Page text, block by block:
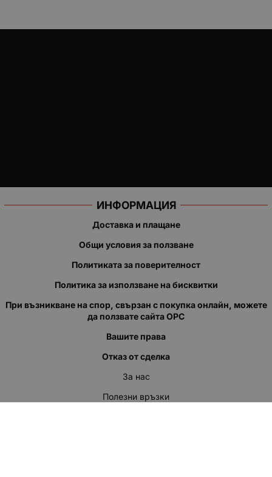
ИНФОРМАЦИЯ
Доставка и плащане
Общи условия за ползване
Политиката за поверителност
Политика за използване на бисквитки
При възникване на спор, свързан с покупка онлайн, можете
да ползвате сайта ОРС
Вашите права
Отказ от сделка
За нас
Полезни връзки